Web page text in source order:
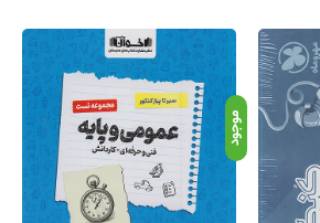
موجود